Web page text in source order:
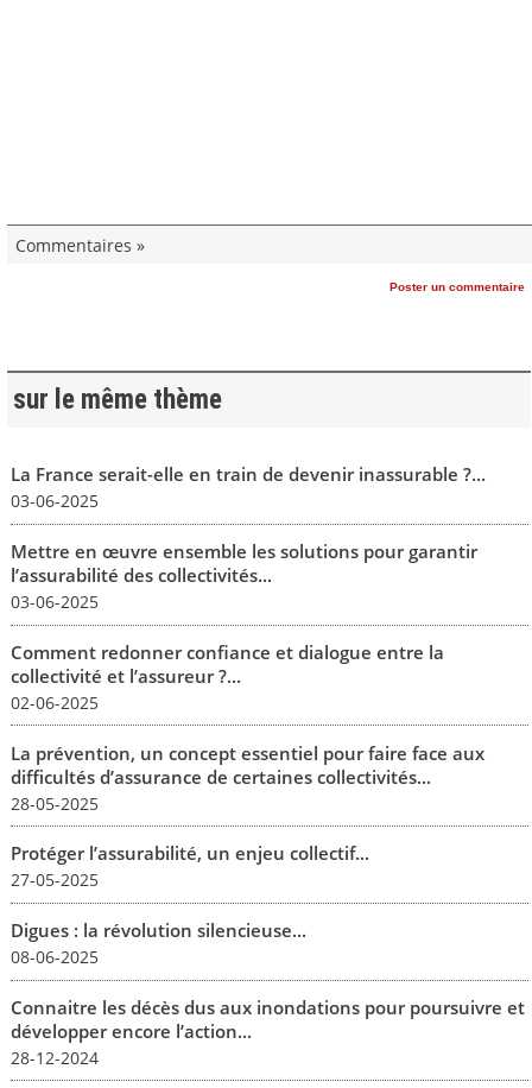
Commentaires »
Poster un commentaire
sur le même thème
La France serait-elle en train de devenir inassurable ?...
03-06-2025
Mettre en œuvre ensemble les solutions pour garantir
l’assurabilité des collectivités...
03-06-2025
Comment redonner confiance et dialogue entre la
collectivité et l’assureur ?...
02-06-2025
La prévention, un concept essentiel pour faire face aux
difficultés d’assurance de certaines collectivités...
28-05-2025
Protéger l’assurabilité, un enjeu collectif...
27-05-2025
Digues : la révolution silencieuse...
08-06-2025
Connaitre les décès dus aux inondations pour poursuivre et
développer encore l’action...
28-12-2024